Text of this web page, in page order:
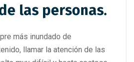
las personas.
más inundado de
llamar la atención de las